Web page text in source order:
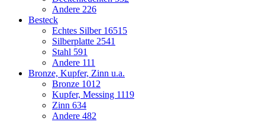
Andere 226
Besteck
Echtes Silber 16515
Silberplatte 2541
Stahl 591
Andere 111
Bronze, Kupfer, Zinn u.a.
Bronze 1012
Kupfer, Messing 1119
Zinn 634
Andere 482